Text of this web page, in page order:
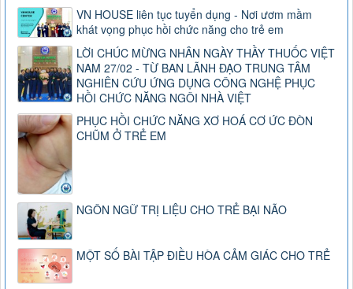
VN HOUSE liên tục tuyển dụng - Nơi ươm mầm
khát vọng phục hồi chức năng cho trẻ em
LỜI CHÚC MỪNG NHÂN NGÀY THẦY THUỐC VIỆT
NAM 27/02 - TỪ BAN LÃNH ĐẠO TRUNG TÂM
NGHIÊN CỨU ỨNG DỤNG CÔNG NGHỆ PHỤC
HỒI CHỨC NĂNG NGÔI NHÀ VIỆT
PHỤC HỒI CHỨC NĂNG XƠ HOÁ CƠ ỨC ĐÒN
CHŨM Ở TRẺ EM
NGÔN NGỮ TRỊ LIỆU CHO TRẺ BẠI NÃO
MỘT SỐ BÀI TẬP ĐIỀU HÒA CẢM GIÁC CHO TRẺ